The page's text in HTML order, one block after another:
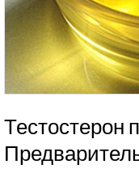
Тестостерон